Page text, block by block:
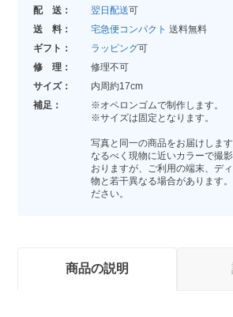
配 送： 翌日配送可
送 料：
宅急便コンパクト 送料無料
ギフト：
ラッピング可
修 理：
修理不可
サイズ：
内周約17cm
補足：
※オペロンゴムで制作します。
※サイズは固定となります。
写真と同一の商品をお届けします
なるべく現物に近いカラーで撮
おりますが、ご利用の端末、デ
物と若干異なる場合があります
ださい。
商品の説明